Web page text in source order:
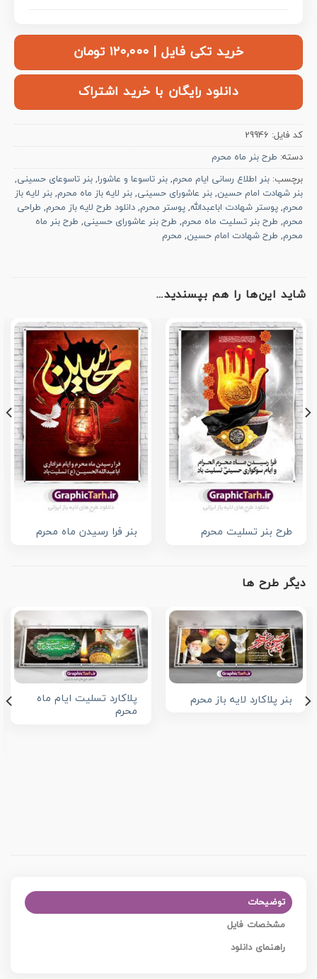
خرید تکی فایل | ۱۲۰,۰۰۰ تومان
دانلود رایگان با خرید اشتراک
کد فایل: 29946
دسته: طرح بنر ماه محرم
برچسب: بنر اطلاع رسانی ایام محرم, بنر تاسوعا و عاشورا, بنر تاسوعای حسینی,
بنر شهادت امام حسین, بنر عاشورای حسینی, بنر لایه باز ماه محرم, بنر لایه باز
محرم, پوستر شهادت اباعبدالله, پوستر محرم, دانلود طرح لایه باز محرم, طراحی
محرم, طرح بنر تسلیت ماه محرم, طرح بنر عاشورای حسینی, طرح بنر ماه
محرم, طرح شهادت امام حسین, محرم
شاید این‌ها را هم بپسندید…
طرح بنر تسلیت محرم بنر فرا رسیدن ماه محرم
دیگر طرح ها
بنر پلاکارد لایه باز محرم
پلاکارد تسلیت ایام ماه
محرم
توضیحات
مشخصات فایل
راهنمای دانلود